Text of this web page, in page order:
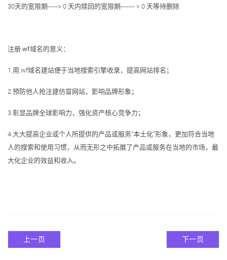
30天的宽限期-----> 0 天内赎回的宽限期------- > 0 天等待删除
注册.wf域名的意义：
1.用.wf域名建站便于当地搜索引擎收录，提高网站排名；
2.预防他人抢注建仿冒网站，影响品牌形象；
3.彰显品牌全球影响力，强化资产核心竞争力；
4.大大提高企业或个人所提供的产品或服务“本土化”形象，更加符合当地
人的搜索和使用习惯，从而无形之中拓展了产品或服务在当地的市场，最
大化企业的效益和收入。
上一页 下一页